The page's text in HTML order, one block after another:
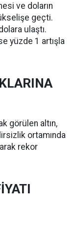
ve doların
geçti.
ulaştı.
yüzde 1 artışla
görülen altın,
ortamında
rekor